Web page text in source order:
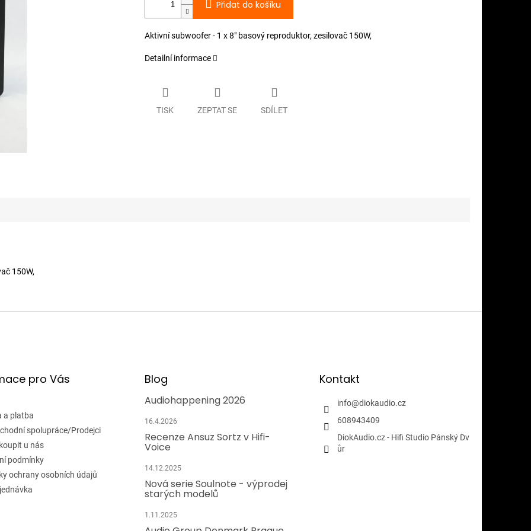
Přidat do košíku
Aktivní subwoofer - 1 x 8" basový reproduktor, zesilovač 150W,
Detailní informace
TISK ZEPTAT SE SDÍLET
150W,
pro Vás
a platba
spolupráce/Prodejci
u nás
podmínky
ochrany osobních údajů
Blog
Audiohappening 2026
16.4.2026
Recenze Ansuz Sortz v Hifi-
Voice
14.12.2025
Nová serie Soulnote - výprodej
starých modelů
1.11.2025
Kontakt
info@diokaudio.cz
608943409
DiokAudio.cz - Hifi Studio Pánský Dv
ůr